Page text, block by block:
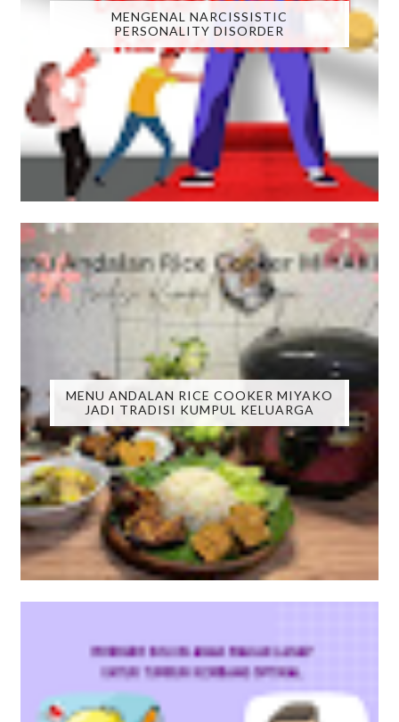
MENGENAL NARCISSISTIC
PERSONALITY DISORDER
MENU ANDALAN RICE COOKER MIYAKO
JADI TRADISI KUMPUL KELUARGA